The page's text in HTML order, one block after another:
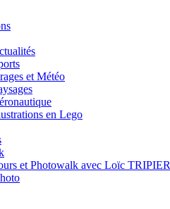
et Météo
en Lego
et Photowalk avec Loïc TRIPIER